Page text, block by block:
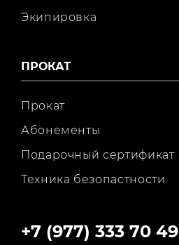
Экипировка
ПРОКАТ
Прокат
Абонементы
Подарочный сертификат
Техника безопастности
+7 (977) 333 70 49